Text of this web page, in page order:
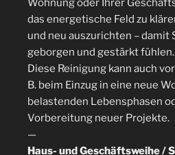
Wohnung oder Ihrer
das energetische Feld zu
und neu auszurichten – damit
geborgen und gestärkt fühlen.
Diese Reinigung kann auch
B. beim Einzug in eine neue
belastenden Lebensphasen
Vorbereitung neuer Projekte.
—
Haus- und Geschäftsweihe /